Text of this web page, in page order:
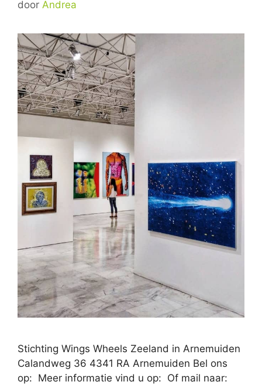
door Andrea
Stichting Wings Wheels Zeeland in Arnemuiden
Calandweg 36 4341 RA Arnemuiden Bel ons
op: Meer informatie vind u op: Of mail naar: